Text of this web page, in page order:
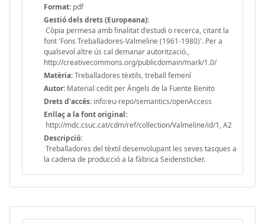
Format: pdf
Gestió dels drets (Europeana):
Còpia permesa amb finalitat d'estudi o recerca, citant la
font 'Fons Treballadores-Valmeline (1961-1980)'. Per a
qualsevol altre ús cal demanar autorització.,
http://creativecommons.org/publicdomain/mark/1.0/
Matèria:Treballadores tèxtils, treball femení
Autor: Material cedit per Àngels de la Fuente Benito
Drets d'accés: info:eu-repo/semantics/openAccess
Enllaç a la font original:
http://mdc.csuc.cat/cdm/ref/collection/Valmeline/id/1, A2
Descripció:
Treballadores del tèxtil desenvolupant les seves tasques a
la cadena de producció a la fàbrica Seidensticker.